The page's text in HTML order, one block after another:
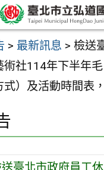
> 最新訊息 > 檢送
術社114年下半年
）及活動時間表
臺北市政府員工